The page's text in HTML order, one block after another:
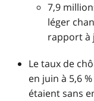
7,9
léger
rapport à
Le taux de
en juin à 5,6
étaient sans